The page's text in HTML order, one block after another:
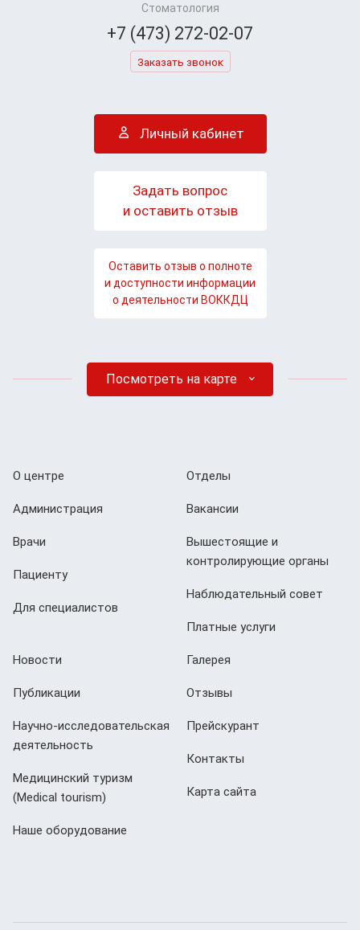
Стоматология
+7 (473) 272-02-07
Заказать звонок
Личный кабинет
Задать вопрос
и оставить отзыв
Оставить отзыв о полноте
и доступности информации
о деятельности ВОККДЦ
Посмотреть на карте
О центре
Администрация
Врачи
Пациенту
Для специалистов
Отделы
Вакансии
Вышестоящие и
контролирующие органы
Наблюдательный совет
Платные услуги
Новости
Публикации
Научно-исследовательская
деятельность
Медицинский туризм
(Мedical tourism)
Наше оборудование
Галерея
Отзывы
Прейскурант
Контакты
Карта сайта